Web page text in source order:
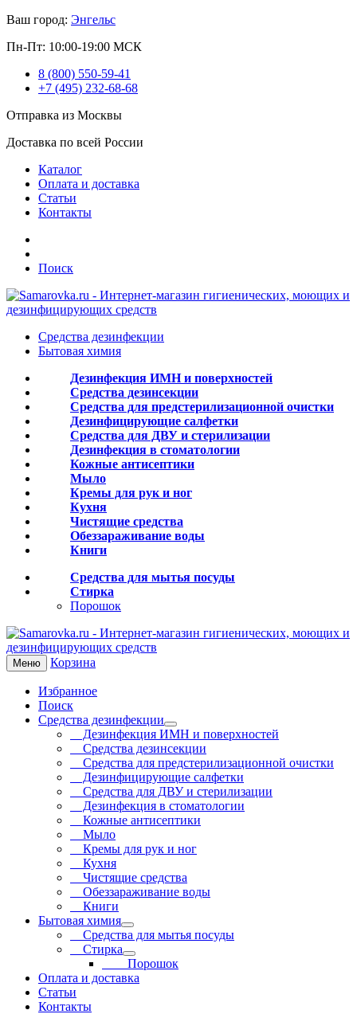
Ваш город: Энгельс
Пн-Пт: 10:00-19:00 МСК
8 (800) 550-59-41
+7 (495) 232-68-68
Отправка из Москвы
Доставка по всей России
Каталог
Оплата и доставка
Статьи
Контакты
Поиск
Средства дезинфекции
Бытовая химия
Дезинфекция ИМН и поверхностей
Средства дезинсекции
Средства для предстерилизационной очистки
Дезинфицирующие салфетки
Средства для ДВУ и cтерилизации
Дезинфекция в стоматологии
Кожные антисептики
Мыло
Кремы для рук и ног
Кухня
Чистящие средства
Обеззараживание воды
Книги
Средства для мытья посуды
Стирка
Порошок
Меню Корзина
Избранное
Поиск
Средства дезинфекции
Дезинфекция ИМН и поверхностей
Средства дезинсекции
Средства для предстерилизационной очистки
Дезинфицирующие салфетки
Средства для ДВУ и cтерилизации
Дезинфекция в стоматологии
Кожные антисептики
Мыло
Кремы для рук и ног
Кухня
Чистящие средства
Обеззараживание воды
Книги
Бытовая химия
Средства для мытья посуды
Стирка
Порошок
Оплата и доставка
Статьи
Контакты